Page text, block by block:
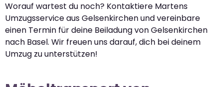
Worauf wartest du noch? Kontaktiere Martens
Umzugsservice aus Gelsenkirchen und vereinbare
einen Termin für deine Beiladung von Gelsenkirchen
nach Basel. Wir freuen uns darauf, dich bei deinem
Umzug zu unterstützen!